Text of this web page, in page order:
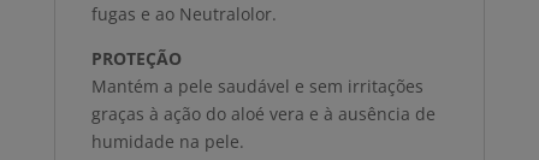
fugas e ao Neutralolor.
PROTEÇÃO
Mantém a pele saudável e sem irritações
graças à ação do aloé vera e à ausência de
humidade na pele.